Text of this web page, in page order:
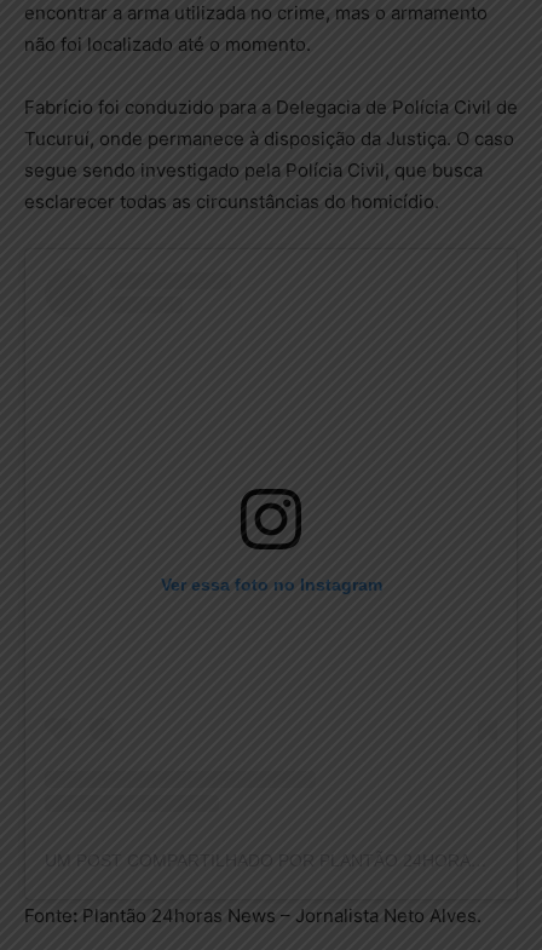
encontrar a arma utilizada no crime, mas o armamento
não foi localizado até o momento.
Fabrício foi conduzido para a Delegacia de Polícia Civil de
Tucuruí, onde permanece à disposição da Justiça. O caso
segue sendo investigado pela Polícia Civil, que busca
esclarecer todas as circunstâncias do homicídio.
Ver essa foto no Instagram
Fonte: Plantão 24horas News – Jornalista Neto Alves.